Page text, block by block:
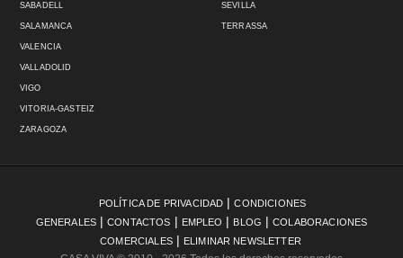
SABADELL
SALAMANCA
SEVILLA
TERRASSA
VALENCIA
VALLADOLID
VIGO
VITORIA-GASTEIZ
ZARAGOZA
POLÍTICA DE PRIVACIDAD | CONDICIONES
GENERALES | CONTACTOS | EMPLEO | BLOG | COLABORACIONES
COMERCIALES | ELIMINAR NEWSLETTER